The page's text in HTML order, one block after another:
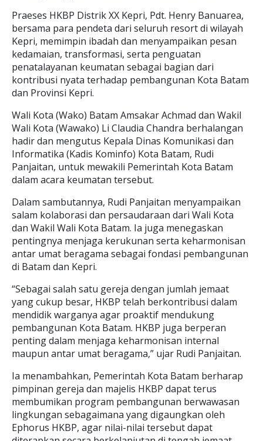
Praeses HKBP Distrik XX Kepri, Pdt. Henry Banuarea,
bersama para pendeta dari seluruh resort di wilayah
Kepri, memimpin ibadah dan menyampaikan pesan
kedamaian, transformasi, serta penguatan
penatalayanan keumatan sebagai bagian dari
kontribusi nyata terhadap pembangunan Kota Batam
dan Provinsi Kepri.
Wali Kota (Wako) Batam Amsakar Achmad dan Wakil
Wali Kota (Wawako) Li Claudia Chandra berhalangan
hadir dan mengutus Kepala Dinas Komunikasi dan
Informatika (Kadis Kominfo) Kota Batam, Rudi
Panjaitan, untuk mewakili Pemerintah Kota Batam
dalam acara keumatan tersebut.
Dalam sambutannya, Rudi Panjaitan menyampaikan
salam kolaborasi dan persaudaraan dari Wali Kota
dan Wakil Wali Kota Batam. Ia juga menegaskan
pentingnya menjaga kerukunan serta keharmonisan
antar umat beragama sebagai fondasi pembangunan
di Batam dan Kepri.
“Sebagai salah satu gereja dengan jumlah jemaat
yang cukup besar, HKBP telah berkontribusi dalam
mendidik warganya agar proaktif mendukung
pembangunan Kota Batam. HKBP juga berperan
penting dalam menjaga keharmonisan internal
maupun antar umat beragama,” ujar Rudi Panjaitan.
Ia menambahkan, Pemerintah Kota Batam berharap
pimpinan gereja dan majelis HKBP dapat terus
membumikan program pembangunan berwawasan
lingkungan sebagaimana yang digaungkan oleh
Ephorus HKBP, agar nilai-nilai tersebut dapat